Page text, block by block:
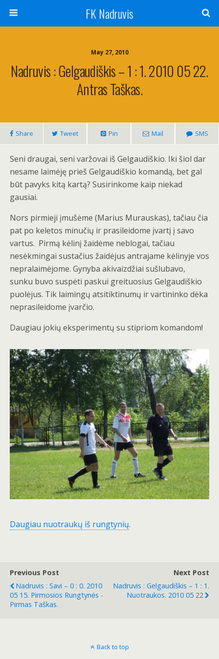
FK Nadruvis
May 27, 2010
Nadruvis : Gelgaudiškis – 1 : 1. 2010 05 22.
Antras Taškas.
Share Tweet Pin Mail SMS
Seni draugai, seni varžovai iš Gelgaudiškio. Iki šiol dar
nesame laimėję prieš Gelgaudiškio komandą, bet gal
būt pavyks kitą kartą? Susirinkome kaip niekad
gausiai.
Nors pirmieji įmušėme (Marius Murauskas), tačiau čia
pat po keletos minučių ir prasileidome įvartį į savo
vartus. Pirmą kėlinį žaidėme neblogai, tačiau
nesėkmingai sustačius žaidėjus antrajame kėlinyje vos
nepralaimėjome. Gynyba akivaizdžiai sušlubavo,
sunku buvo suspėti paskui greituosius Gelgaudiškio
puolėjus. Tik laimingų atsitiktinumų ir vartininko dėka
neprasileidome įvarčio.
Daugiau jokių eksperimentų su stipriom komandom!
Daugiau nuotraukų iš rungtynių.
Previous Post
Nadruvis : Savi – 0 : 0. 2010
05 15. Pirmosios Rungtynės -
Pirmas Taškas.
Next Post
Nadruvis : Gelgaudiškis – 1 : 1.
Nuotraukos. 2010 05 22
Back to top